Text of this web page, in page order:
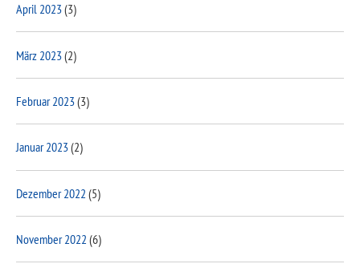
April 2023(3)
März 2023(2)
Februar 2023(3)
Januar 2023(2)
Dezember 2022 (5)
November 2022 (6)